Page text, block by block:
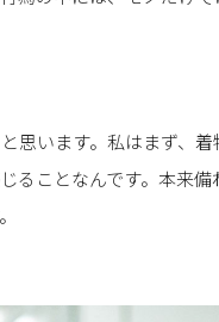
います。私はまず、
ることなんです。本来